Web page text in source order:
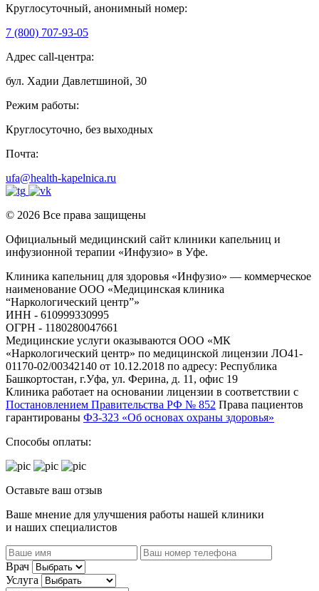
Круглосуточный, анонимный номер:
7 (800) 707-93-05
Адрес call-центра:
бул. Хадии Давлетшиной, 30
Режим работы:
Круглосуточно, без выходных
Почта:
ufa@health-kapelnica.ru
© 2026 Все права защищены
Официальный медицинский сайт клиники капельниц и
инфузионной терапии «Инфузио» в Уфе.
Клиника капельниц для здоровья «Инфузио» — коммерческое
наименование ООО «Медицинская клиника
“Наркологический центр”»
ИНН - 610999330995
ОГРН - 1180280047661
Медицинские услуги оказываются ООО «МК
«Наркологический центр» по медицинской лицензии ЛО41-
01170-02/00342140 от 10.12.2018 по адресу: Республика
Башкортостан, г.Уфа, ул. Ферина, д. 11, офис 19
Клиника работает на основании лицензии в соответствии с
Постановлением Правительства РФ № 852 Права пациентов
гарантированы ФЗ-323 «Об основах охраны здоровья»
Способы оплаты:
Оставьте ваш отзыв
Ваше мнение для улучшения работы нашей клиники
и наших специалистов
Врач
Услуга